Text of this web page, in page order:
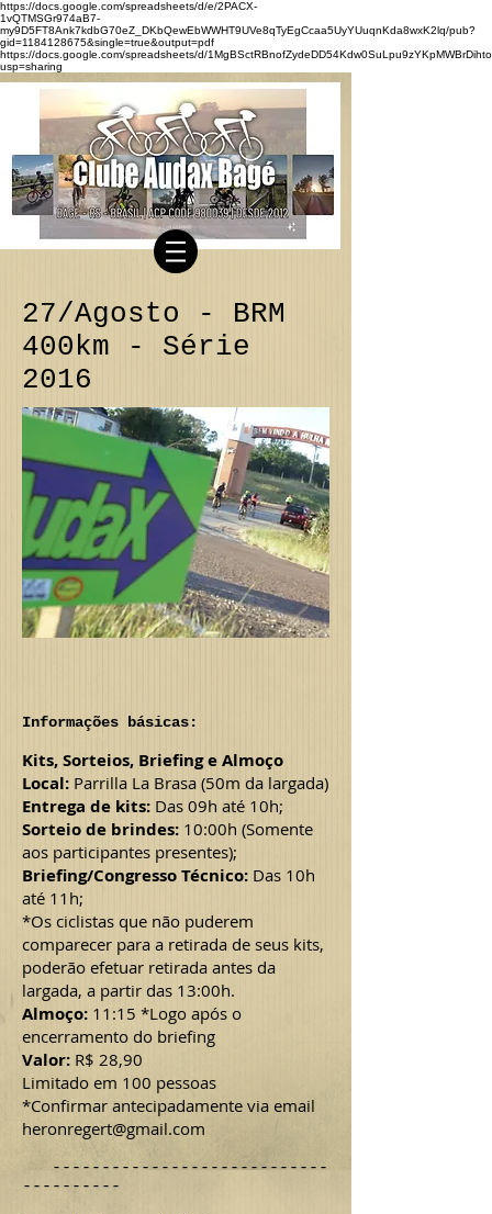
https://docs.google.com/spreadsheets/d/e/2PACX-
1vQTMSGr974aB7-
my9D5FT8Ank7kdbG70eZ_DKbQewEbWWHT9UVe8qTyEgCcaa5UyYUuqnKda8wxK2lq/pub?
gid=1184128675&single=true&output=pdf
https://docs.google.com/spreadsheets/d/
usp=sharing
27/Agosto - BRM
400km - Série
2016
Informações básicas:
Kits, Sorteios, Briefing e Almoço
Local: Parrilla La Brasa (50m da largada)
Entrega de kits: Das 09h até 10h;
Sorteio de brindes: 10:00h (Somente
aos participantes presentes);
Briefing/Congresso Técnico: Das 10h
até 11h;
*Os ciclistas que não puderem
comparecer para a retirada de seus kits,
poderão efetuar retirada antes da
largada, a partir das 13:00h.
Almoço: 11:15 *Logo após o
encerramento do briefing
Valor: R$ 28,90
Limitado em 100 pessoas
*Confirmar antecipadamente via email
heronregert@gmail.com
----------------------------
----------